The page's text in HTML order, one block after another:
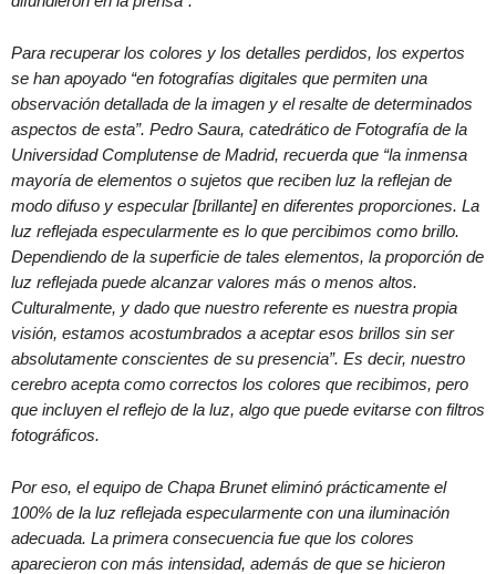
Para recuperar los colores y los detalles perdidos, los expertos
se han apoyado “en fotografías digitales que permiten una
observación detallada de la imagen y el resalte de determinados
aspectos de esta”. Pedro Saura, catedrático de Fotografía de la
Universidad Complutense de Madrid, recuerda que “la inmensa
mayoría de elementos o sujetos que reciben luz la reflejan de
modo difuso y especular [brillante] en diferentes proporciones. La
luz reflejada especularmente es lo que percibimos como brillo.
Dependiendo de la superficie de tales elementos, la proporción de
luz reflejada puede alcanzar valores más o menos altos.
Culturalmente, y dado que nuestro referente es nuestra propia
visión, estamos acostumbrados a aceptar esos brillos sin ser
absolutamente conscientes de su presencia”. Es decir, nuestro
cerebro acepta como correctos los colores que recibimos, pero
que incluyen el reflejo de la luz, algo que puede evitarse con filtros
fotográficos.
Por eso, el equipo de Chapa Brunet eliminó prácticamente el
100% de la luz reflejada especularmente con una iluminación
adecuada. La primera consecuencia fue que los colores
aparecieron con más intensidad, además de que se hicieron